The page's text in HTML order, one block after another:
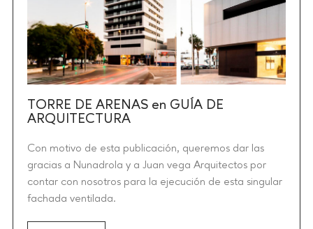
TORRE DE ARENAS en GUÍA DE
ARQUITECTURA
Con motivo de esta publicación, queremos dar las
gracias a Nunadrola y a Juan vega Arquitectos por
contar con nosotros para la ejecución de esta singular
fachada ventilada.